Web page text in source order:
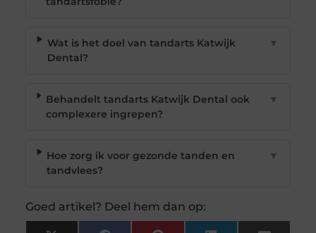
Wat is het doel van tandarts Katwijk
Dental?
▼
Behandelt tandarts Katwijk Dental ook
complexere ingrepen?
▼
Hoe zorg ik voor gezonde tanden en
tandvlees?
▼
Goed artikel? Deel hem dan op: